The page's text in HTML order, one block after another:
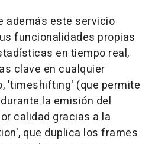
además este servicio
funcionalidades propias
en tiempo real,
clave en cualquier
'timeshifting' (que permite
la emisión del
calidad gracias a la
que duplica los frames